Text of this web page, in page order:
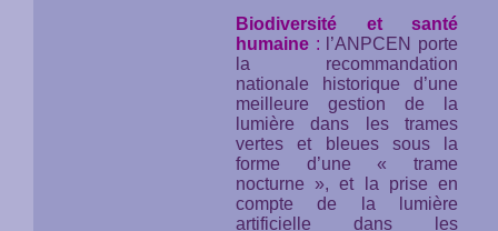
Biodiversité et santé
humaine : l’ANPCEN porte
la recommandation
nationale historique d’une
meilleure gestion de la
lumière dans les trames
vertes et bleues sous la
forme d’une « trame
nocturne », et la prise en
compte de la lumière
artificielle dans les